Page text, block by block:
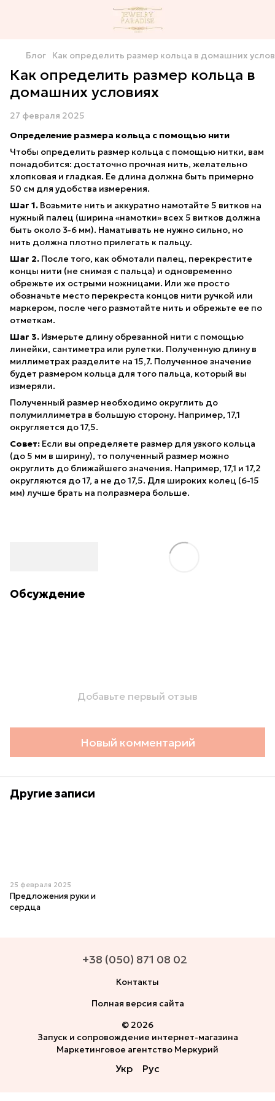
Блог Как определить размер кольца в домашних
Как определить размер кольца в
домашних условиях
27 февраля 2025
Определение размера кольца с помощью нити
Чтобы определить размер кольца с помощью нитки, вам
понадобится: достаточно прочная нить, желательно
хлопковая и гладкая. Ее длина должна быть примерно
50 см для удобства измерения.
Шаг 1. Возьмите нить и аккуратно намотайте 5 витков на
нужный палец (ширина «намотки» всех 5 витков должна
быть около 3-6 мм). Наматывать не нужно сильно, но
нить должна плотно прилегать к пальцу.
Шаг 2. После того, как обмотали палец, перекрестите
концы нити (не снимая с пальца) и одновременно
обрежьте их острыми ножницами. Или же просто
обозначьте место перекреста концов нити ручкой или
маркером, после чего размотайте нить и обрежьте ее по
отметкам.
Шаг 3. Измерьте длину обрезанной нити с помощью
линейки, сантиметра или рулетки. Полученную длину в
миллиметрах разделите на 15,7. Полученное значение
будет размером кольца для того пальца, который вы
измеряли.
Полученный размер необходимо округлить до
полумиллиметра в большую сторону. Например, 17,1
округляется до 17,5.
Совет: Если вы определяете размер для узкого кольца
(до 5 мм в ширину), то полученный размер можно
округлить до ближайшего значения. Например, 17,1 и 17,2
округляются до 17, а не до 17,5. Для широких колец (6-15
мм) лучше брать на полразмера больше.
Обсуждение
Добавьте первый отзыв
Новый комментарий
Другие записи
25 февраля 2025
Предложения руки и
сердца
+38 (050) 871 08 02
Контакты
Полная версия сайта
© 2026
Запуск и сопровождение интернет-магазина
Маркетинговое агентство Меркурий
Укр Рус